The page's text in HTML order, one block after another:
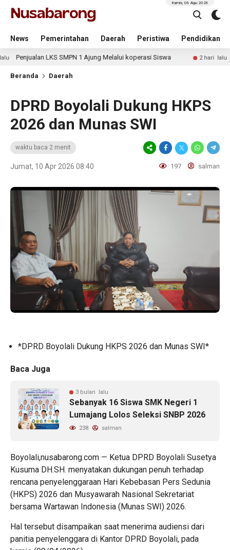
News Pemerintahan Daerah Peristiwa Pendidikan
Kamis, 06 Agu 2026
LKS SMPN 1 Ajung Melalui koperasi Siswa 2 hari lalu Polri
Beranda Daerah
DPRD Boyolali Dukung HKPS
2026 dan Munas SWI
waktu baca 2 menit
Jumat, 10 Apr 2026 08:40 197 salman
*DPRD Boyolali Dukung HKPS 2026 dan Munas SWI*
Baca Juga
3 bulan lalu
Sebanyak 16 Siswa SMK Negeri 1
Lumajang Lolos Seleksi SNBP 2026
238 salman
Boyolali,nusabarong.com — Ketua DPRD Boyolali Susetya
Kusuma DH.SH. menyatakan dukungan penuh terhadap
rencana penyelenggaraan Hari Kebebasan Pers Sedunia
(HKPS) 2026 dan Musyawarah Nasional Sekretariat
bersama Wartawan Indonesia (Munas SWI) 2026.
Hal tersebut disampaikan saat menerima audiensi dari
panitia penyelenggara di Kantor DPRD Boyolali, pada